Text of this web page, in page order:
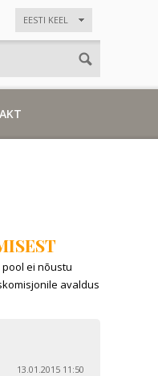
EESTI KEEL
pool ei nõustu
avaldus
13.01.2015 11:50